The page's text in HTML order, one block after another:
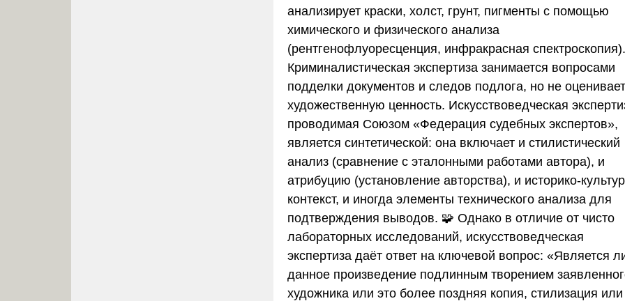
анализирует краски, холст, грунт, пигменты с помощью
химического и физического анализа
(рентгенофлуоресценция, инфракрасная
Криминалистическая экспертиза занимается вопросами
подделки документов и следов подлога, но не оценивает
художественную ценность. Искусствоведческая
проводимая Союзом «Федерация судебных экспертов»,
является синтетической: она включает и стилистический
анализ (сравнение с эталонными работами автора), и
атрибуцию (установление авторства), и историко-
контекст, и иногда элементы технического анализа для
подтверждения выводов. 🧩 Однако в отличие от чисто
лабораторных исследований, искусствоведческая
экспертиза даёт ответ на ключевой вопрос: «Является
данное произведение подлинным творением
художника или это более поздняя копия, стилизация или